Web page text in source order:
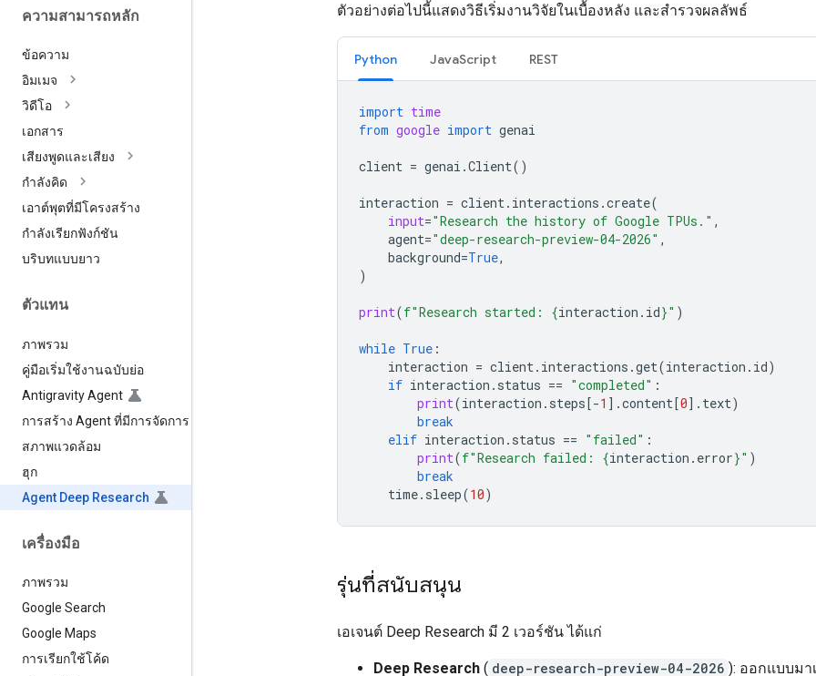
ความสามารถหลัก
ข้อความ
อิมเมจ
วิดีโอ
เอกสาร
เสียงพูดและเสียง
กำลังคิด
เอาต์พุตที่มีโครงสร้าง
กำลังเรียกฟังก์ชัน
บริบทแบบยาว
ตัวแทน
ภาพรวม
คู่มือเริ่มใช้งานฉบับย่อ
Antigravity Agent
การสร้าง Agent ที่มีการจัดการ
สภาพแวดล้อม
ฮุก
Agent Deep Research
เครื่องมือ
ภาพรวม
Google Search
Google Maps
การเรียกใช้โค้ด
ตัวอย่างต่อไปนี้แสดงวิธีเริ่มงานวิจัยในเบื้องหลัง และสำรวจผลลัพธ์
Python JavaScript REST
import time
from google import genai
client = genai .Client()
interaction = client. interactions .create(
input="Research the history of Google TPUs." ,
agent="deep-research-preview-04-2026" ,
background=True,
)
print(f"Research started: {interaction . id}" )
while True :
interaction = client. interactions .get(interaction . id)
if interaction . status == "completed" :
print(interaction . steps[-1 ] .content[0] . text)
break
elif interaction . status == "failed" :
print(f"Research failed: {interaction . error}" )
break
time. sleep(10)
รุ่นที่สนับสนุน
เอเจนต์ Deep Research มี 2 เวอร์ชัน ได้แก่
Deep Research ( deep-research-preview-04-2026 ): ออกแบบมา